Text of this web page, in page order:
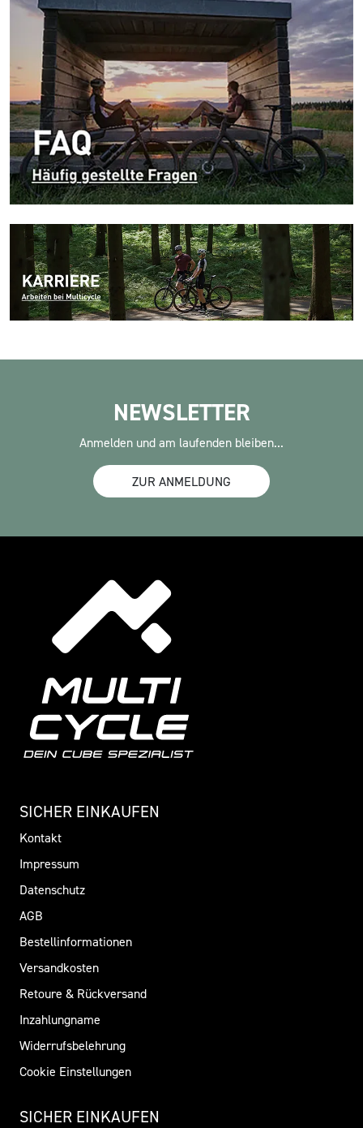
NEWSLETTER
Anmelden und am laufenden bleiben...
ZUR ANMELDUNG
SICHER EINKAUFEN
Kontakt
Impressum
Datenschutz
AGB
Bestellinformationen
Versandkosten
Retoure & Rückversand
Inzahlungname
Widerrufsbelehrung
Cookie Einstellungen
SICHER EINKAUFEN